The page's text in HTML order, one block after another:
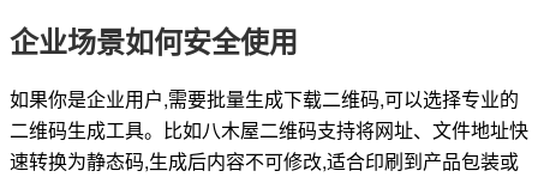
企业场景如何安全使用
如果你是企业用户,需要批量生成下载二维码,可以选择专业的
二维码生成工具。比如八木屋二维码支持将网址、文件地址快
速转换为静态码,生成后内容不可修改,适合印刷到产品包装或